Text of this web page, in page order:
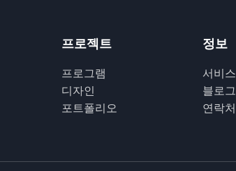
프로젝트
프로그램
디자인
포트폴리오
정보
서비스
블로그
연락처